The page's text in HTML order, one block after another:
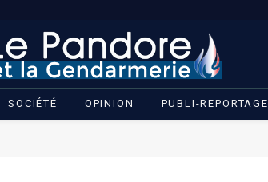
SOCIÉTÉ OPINION PUBLI-REPORTAGE